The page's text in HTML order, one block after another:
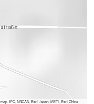
iPC, NRCAN, Esri Japan, METI, Esri China